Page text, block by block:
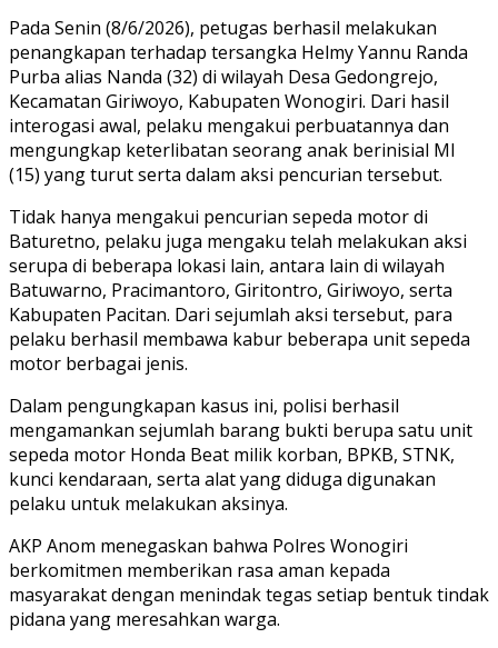
Pada Senin (8/6/2026), petugas berhasil melakukan
penangkapan terhadap tersangka Helmy Yannu Randa
Purba alias Nanda (32) di wilayah Desa Gedongrejo,
Kecamatan Giriwoyo, Kabupaten Wonogiri. Dari hasil
interogasi awal, pelaku mengakui perbuatannya dan
mengungkap keterlibatan seorang anak berinisial MI
(15) yang turut serta dalam aksi pencurian tersebut.
Tidak hanya mengakui pencurian sepeda motor di
Baturetno, pelaku juga mengaku telah melakukan aksi
serupa di beberapa lokasi lain, antara lain di wilayah
Batuwarno, Pracimantoro, Giritontro, Giriwoyo, serta
Kabupaten Pacitan. Dari sejumlah aksi tersebut, para
pelaku berhasil membawa kabur beberapa unit sepeda
motor berbagai jenis.
Dalam pengungkapan kasus ini, polisi berhasil
mengamankan sejumlah barang bukti berupa satu unit
sepeda motor Honda Beat milik korban, BPKB, STNK,
kunci kendaraan, serta alat yang diduga digunakan
pelaku untuk melakukan aksinya.
AKP Anom menegaskan bahwa Polres Wonogiri
berkomitmen memberikan rasa aman kepada
masyarakat dengan menindak tegas setiap bentuk tindak
pidana yang meresahkan warga.